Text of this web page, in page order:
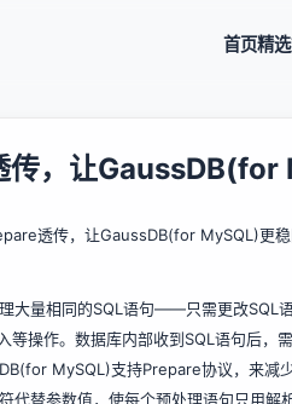
首页精选
，让GaussDB(for
透传，让GaussDB(for MySQL)更
大量相同的SQL语句——只需更改SQL
等操作。数据库内部收到SQL语句后
MySQL)支持Prepare协议，来减
代替参数值，使每个预处理语句只用解